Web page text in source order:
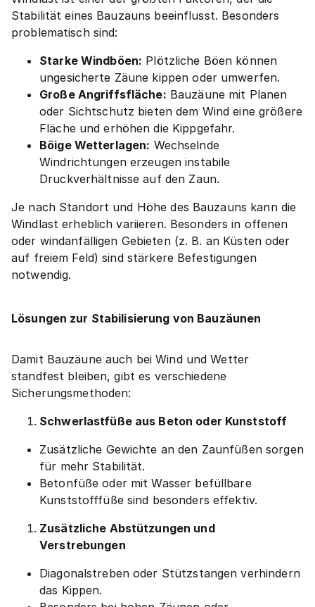
Stabilität eines Bauzauns beeinflusst. Besonders
problematisch sind:
Starke Windböen: Plötzliche Böen können
ungesicherte Zäune kippen oder umwerfen.
Große Angriffsfläche: Bauzäune mit Planen
oder Sichtschutz bieten dem Wind eine größere
Fläche und erhöhen die Kippgefahr.
Böige Wetterlagen: Wechselnde
Windrichtungen erzeugen instabile
Druckverhältnisse auf den Zaun.
Je nach Standort und Höhe des Bauzauns kann die
Windlast erheblich variieren. Besonders in offenen
oder windanfälligen Gebieten (z. B. an Küsten oder
auf freiem Feld) sind stärkere Befestigungen
notwendig.
Lösungen zur Stabilisierung von Bauzäunen
Damit Bauzäune auch bei Wind und Wetter
standfest bleiben, gibt es verschiedene
Sicherungsmethoden:
Schwerlastfüße aus Beton oder Kunststoff
Zusätzliche Gewichte an den Zaunfüßen sorgen
für mehr Stabilität.
Betonfüße oder mit Wasser befüllbare
Kunststofffüße sind besonders effektiv.
Zusätzliche Abstützungen und
Verstrebungen
Diagonalstreben oder Stützstangen verhindern
das Kippen.